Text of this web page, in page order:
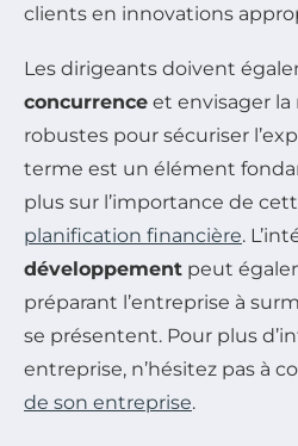
clients en innovations
Les dirigeants doivent
concurrence et envisager
robustes pour sécuriser
terme est un élément
plus sur l’importance de
planification financière.
développement peut
préparant l’entreprise à
se présentent. Pour plus
entreprise, n’hésitez pas à
de son entreprise.